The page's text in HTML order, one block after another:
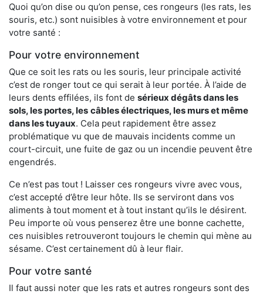
Quoi qu’on dise ou qu’on pense, ces rongeurs (les rats, les
souris, etc.) sont nuisibles à votre environnement et pour
votre santé :
Pour votre environnement
Que ce soit les rats ou les souris, leur principale activité
c’est de ronger tout ce qui serait à leur portée. À l’aide de
leurs dents effilées, ils font de sérieux dégâts dans les
sols, les portes, les câbles électriques, les murs et même
dans les tuyaux. Cela peut rapidement être assez
problématique vu que de mauvais incidents comme un
court-circuit, une fuite de gaz ou un incendie peuvent être
engendrés.
Ce n’est pas tout ! Laisser ces rongeurs vivre avec vous,
c’est accepté d’être leur hôte. Ils se serviront dans vos
aliments à tout moment et à tout instant qu’ils le désirent.
Peu importe où vous penserez être une bonne cachette,
ces nuisibles retrouveront toujours le chemin qui mène au
sésame. C’est certainement dû à leur flair.
Pour votre santé
Il faut aussi noter que les rats et autres rongeurs sont des